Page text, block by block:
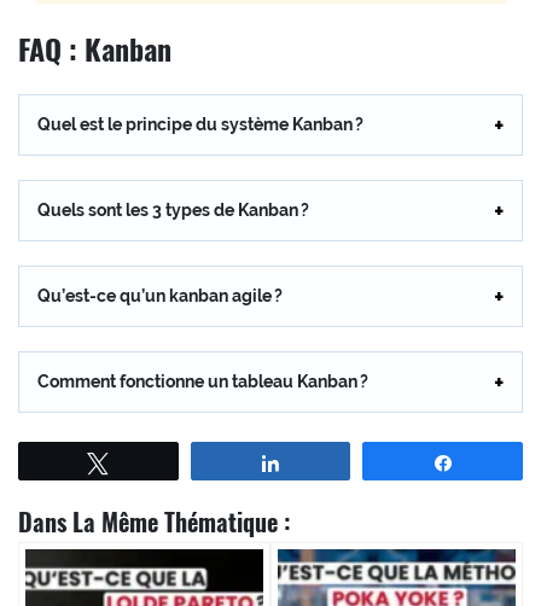
FAQ : Kanban
Quel est le principe du système Kanban ?
Quels sont les 3 types de Kanban ?
Qu’est-ce qu’un kanban agile ?
Comment fonctionne un tableau Kanban ?
Dans La Même Thématique :